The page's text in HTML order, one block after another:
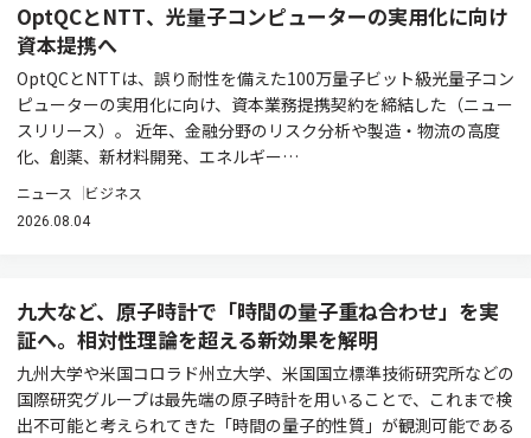
OptQCとNTT、光量子コンピューターの実用化に向け
資本提携へ
OptQCとNTTは、誤り耐性を備えた100万量子ビット級光量子コン
ピューターの実用化に向け、資本業務提携契約を締結した（ニュー
スリリース）。 近年、金融分野のリスク分析や製造・物流の高度
化、創薬、新材料開発、エネルギー…
ニュース ビジネス
2026.08.04
九大など、原子時計で「時間の量子重ね合わせ」を実
証へ。相対性理論を超える新効果を解明
九州大学や米国コロラド州立大学、米国国立標準技術研究所などの
国際研究グループは最先端の原子時計を用いることで、これまで検
出不可能と考えられてきた「時間の量子的性質」が観測可能である